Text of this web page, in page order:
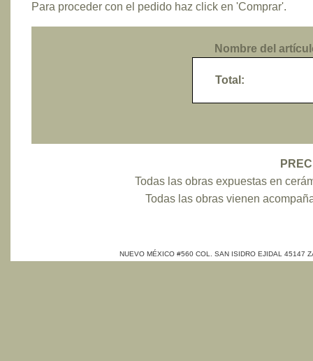
Para proceder con el pedido haz click en 'Comprar'.
Nombre del
Total:
Todas las obras expuestas en
Todas las obras vienen
NUEVO MÉXICO #560 COL. SAN ISIDRO EJIDAL 45147